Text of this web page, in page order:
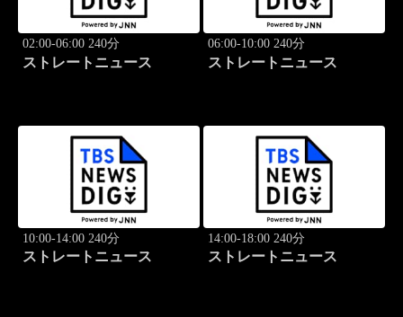
02:00-06:00 240分
ストレートニュース
06:00-10:00 240分
ストレートニュース
10:00-14:00 240分
ストレートニュース
14:00-18:00 240分
ストレートニュース